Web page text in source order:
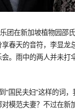
团在新加坡植物园邵
春天的音符，李显龙
。雨中的两人并未打
“国民夫妇”这样的词
模范夫妻？不过在新